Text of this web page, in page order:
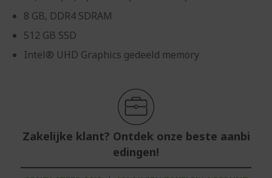
8 GB, DDR4 SDRAM
512 GB SSD
Intel® UHD Graphics gedeeld memory
Zakelijke klant? Ontdek onze beste aanbi
edingen!